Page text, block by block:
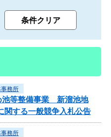
務所
池等整備事業 新溜池地
する一般競争入札公告
務所